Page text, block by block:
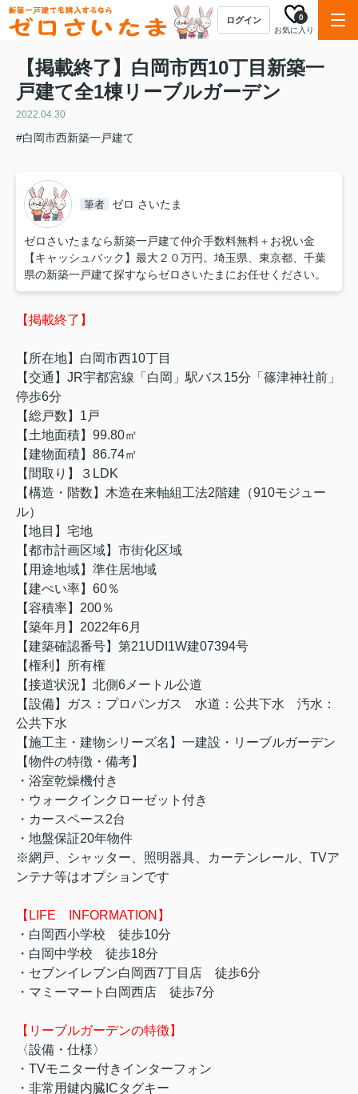
ログイン
お気に入り
0
【掲載終了】白岡市西10丁目新築一
戸建て全1棟リーブルガーデン
2022.04.30
#白岡市西新築一戸建て
筆者 ゼロ さいたま
ゼロさいたまなら新築一戸建て仲介手数料無料＋お祝い金
【キャッシュバック】最大２０万円。埼玉県、東京都、千葉
県の新築一戸建て探すならゼロさいたまにお任せください。
【掲載終了】
【所在地】白岡市西10丁目
【交通】JR宇都宮線「白岡」駅バス15分「篠津神社前」
停歩6分
【総戸数】1戸
【土地面積】99.80㎡
【建物面積】86.74㎡
【間取り】３LDK
【構造・階数】木造在来軸組工法2階建（910モジュー
ル）
【地目】宅地
【都市計画区域】市街化区域
【用途地域】準住居地域
【建ぺい率】60％
【容積率】200％
【築年月】2022年6月
【建築確認番号】第21UDI1W建07394号
【権利】所有権
【接道状況】北側6メートル公道
【設備】ガス：プロパンガス 水道：公共下水 汚水：
公共下水
【施工主・建物シリーズ名】一建設・リーブルガーデン
【物件の特徴・備考】
・浴室乾燥機付き
・ウォークインクローゼット付き
・カースペース2台
・地盤保証20年物件
※網戸、シャッター、照明器具、カーテンレール、TVア
ンテナ等はオプションです
【LIFE INFORMATION】
・白岡西小学校 徒歩10分
・白岡中学校 徒歩18分
・セブンイレブン白岡西7丁目店 徒歩6分
・マミーマート白岡西店 徒歩7分
【リーブルガーデンの特徴】
〈設備・仕様〉
・TVモニター付きインターフォン
・非常用鍵内臓ICタグキー